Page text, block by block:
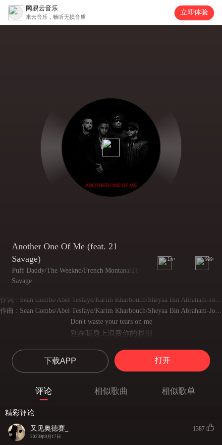
网易云音乐
来云音乐，畅听无损音质
立即体验
Another One Of Me (feat. 21
Savage)
Puff Daddy/The Weeknd/French Montana/21
Savage
1w+ 999+
Don't waste your tears on me
别在我身上浪费你的眼泪
我会告诉你这是否值得
I'ma hurt you if you let me
如果你允许我会伤害你
我只会在夜晚爱你
Baby, I could play your role-play
下载APP 打开
评论 相似歌曲 相似歌单
精彩评论
又见奥德赛_
2023年9月17日
1387